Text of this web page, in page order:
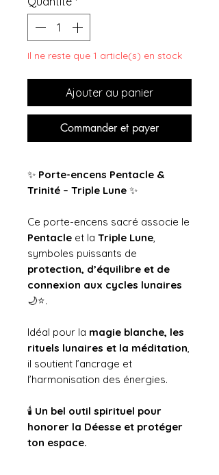
Il ne reste que 1 article(s) en stock
Ajouter au panier
Commander et payer
✨ Porte-encens Pentacle &
Trinité – Triple Lune ✨
Ce porte-encens sacré associe le
Pentacle et la Triple Lune,
symboles puissants de
protection, d’équilibre et de
connexion aux cycles lunaires
🌙⭐.
Idéal pour la magie blanche, les
rituels lunaires et la méditation,
il soutient l’ancrage et
l’harmonisation des énergies.
🕯️ Un bel outil spirituel pour
honorer la Déesse et protéger
ton espace.